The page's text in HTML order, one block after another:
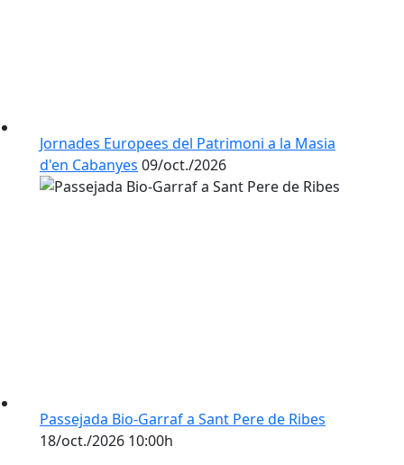
Jornades Europees del Patrimoni a la Masia
d'en Cabanyes 09/oct./2026
Passejada Bio-Garraf a Sant Pere de Ribes
18/oct./2026 10:00h